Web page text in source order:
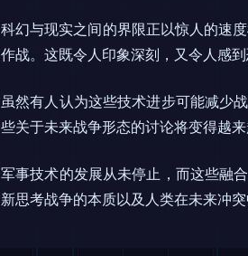
科幻与现实之间的界限正以惊人的速
作战。这既令人印象深刻，又令人感到
虽然有人认为这些技术进步可能减少
些关于未来战争形态的讨论将变得越来
军事技术的发展从未停止，而这些融
新思考战争的本质以及人类在未来冲突